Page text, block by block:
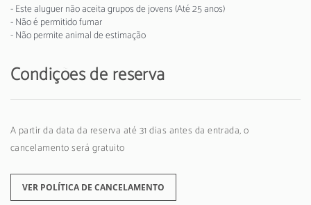
- Este aluguer não aceita grupos de jovens (Até 25 anos)
- Não é permitido fumar
- Não permite animal de estimação
Condições de reserva
A partir da data da reserva até 31 dias antes da entrada, o
cancelamento será gratuito
VER POLÍTICA DE CANCELAMENTO